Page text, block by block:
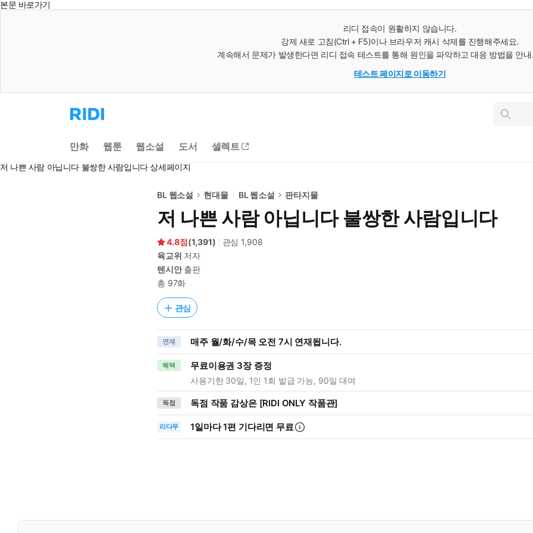
본문 바로가기
리디 접속이 원활하지 않습니다.
강제 새로 고침(Ctrl + F5)이나 브라우저 캐시 삭제를 진행해주세요.
계속해서 문제가 발생한다면 리디 접속 테스트를 통해 원인을 파악하고 대응 방법을 안
테스트 페이지로 이동하기
리
디
으
로
동
인
만화 웹툰 웹소설 도서 셀렉트
저 나쁜 사람 아닙니다 불쌍한 사람입니다 상세페이지
BL 웹소설 현대물 BL 웹소설 판타지물
저 나쁜 사람 아닙니다 불쌍한 사람입니다
4.8 (1,391) 관심 1,908
육교위 저자
텐시안출판
총 97화
관심
연재 매주 월/화/수/목 오전 7시 연재됩니다.
혜택 무료이용권 3장 증정
사용기한 30일, 1인 1회 발급 가능, 90일 대여
독점 독점 작품 감상은 [RIDI ONLY 작품관]
리다무 1일마다1편 기다리면 무료